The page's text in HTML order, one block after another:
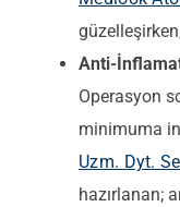
Anti-
Operasyon
minimuma
Uzm. Dyt.
hazırlanan;